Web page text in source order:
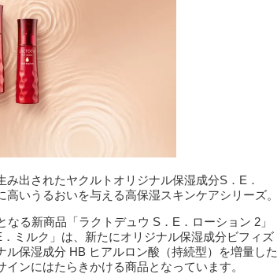
み出されたヤクルトオリジナル保湿成分S．E．
いうるおいを与える高保湿スキンケアシリーズ。
る新商品「ラクトデュウ S．E．ローション 2」
ミルク」は、新たにオリジナル保湿成分ビフィズ
保湿成分 HB ヒアルロン酸（持続型）を増量した
ンにはたらきかける商品となっています。